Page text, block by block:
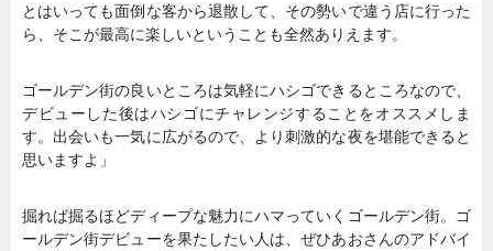
とはいっても面倒な客から退散して、その勢いで違う店に行った
ら、そこが最高に楽しいということも全然ありえます。
ゴールデン街の良いところは気軽にハシゴできるところなので、
デビューした後はハシゴにチャレンジすることをオススメしま
す。出会いも一気に広がるので、より刺激的な夜を堪能できると
思いますよ」
掘れば掘るほどディープな魅力にハマっていくゴールデン街。ゴ
ールデン街デビューを果たしたい人は、ぜひあおさんのアドバイ